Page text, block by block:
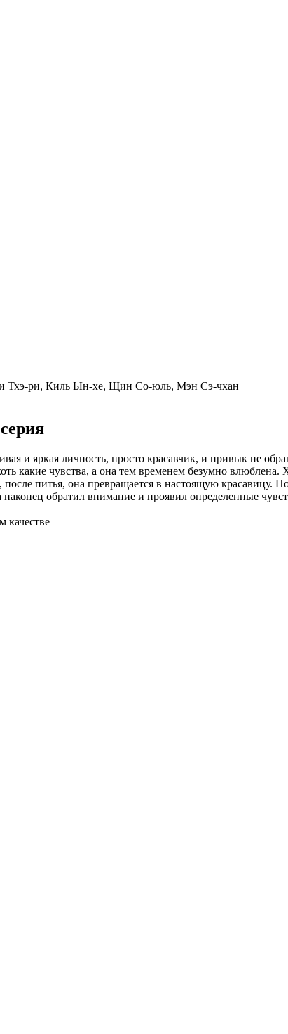
ри, Киль Ын-хе, Щин Со-юль, Мэн Сэ-чхан
и яркая личность, просто красавчик, и привык не
какие чувства, а она тем временем безумно
питья, она превращается в настоящую красавицу.
обратил внимание и проявил определенные
качестве